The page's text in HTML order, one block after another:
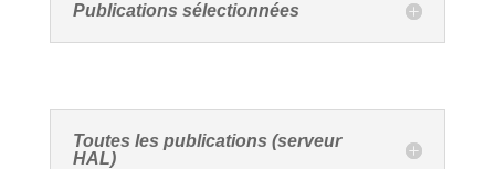
Publications sélectionnées
Toutes les publications (serveur
HAL)